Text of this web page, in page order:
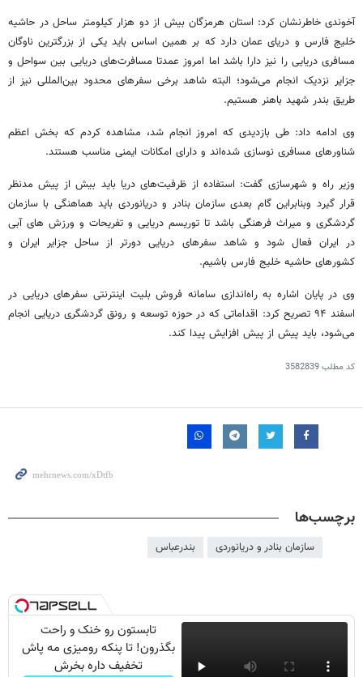
آخوندی خاطرنشان کرد: استان هرمزگان بیش از دو هزار کیلومتر ساحل در حاشیه
خلیج فارس و دریای عمان دارد که بر همین اساس باید یکی از بزرگترین ناوگان
مسافری دریایی را نیز دارا باشد اما امروز عمدتا مسافرت‌های دریایی بین سواحل و
جزایر نزدیک انجام می‌شود؛ البته شاهد برخی سفرهای محدود بین‌المللی نیز از
طریق بندر شهید باهنر هستیم.
وی ادامه داد: طی بازدیدی که امروز انجام شد، مشاهده کردم که بخش اعظم
شناورهای مسافری نوسازی شده‌اند و دارای امکانات ایمنی مناسب هستند.
وزیر راه و شهرسازی گفت: استفاده از ظرفیت‌های دریا باید بیش از پیش مدنظر
قرار گیرد وبنابراین گام بعدی سازمان بنادر و دریانوردی باید هماهنگی با سازمان
گردشگری و میراث فرهنگی باشد تا توریسم دریایی و تفریحات و ورزش های آبی
در ایران فعال شود و شاهد سفرهای دریایی دورتر از ساحل جزایر ایران و
کشورهای حاشیه خلیج فارس باشیم.
وی در پایان اشاره به راه‌اندازی سامانه فروش بلیت اینترنتی سفرهای دریایی در
اسفند ۹۴ تصریح کرد: اقداماتی که در حوزه توسعه و رونق گردشگری دریایی انجام
می‌شود، باید پیش از پیش افزایش پیدا کند.
کد مطلب3582839
برچسب‌ها
سازمان بنادر و دریانوردی بندرعباس
تابستون رو خنک و راحت
بگذرون! تا پنکه رومیزی مه پاش
تخفیف داره بخرش